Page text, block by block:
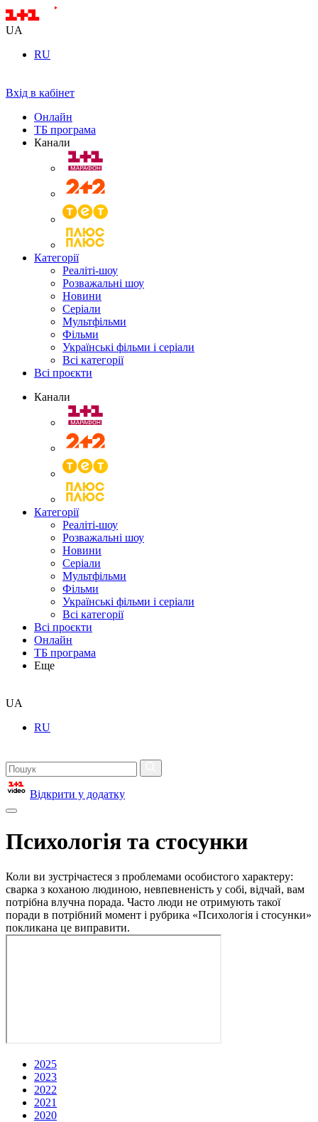
UA
RU
Вхід в кабінет
Онлайн
ТБ програма
Канали
Категорії
Реаліті-шоу
Розважальні шоу
Новини
Серіали
Мультфільми
Фільми
Українські фільми і серіали
Всі категорії
Всі проєкти
Канали
Категорії
Реаліті-шоу
Розважальні шоу
Новини
Серіали
Мультфільми
Фільми
Українські фільми і серіали
Всі категорії
Всі проєкти
Онлайн
ТБ програма
Еще
UA
RU
Відкрити у додатку
Психологія та стосунки
Коли ви зустрічаєтеся з проблемами особистого характеру:
сварка з коханою людиною, невпевненість у собі, відчай, вам
потрібна влучна порада. Часто люди не отримують такої
поради в потрібний момент і рубрика «Психологія і стосунки»
покликана це виправити.
2025
2023
2022
2021
2020